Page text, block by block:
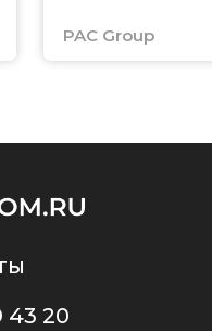
PAC Group
43 20